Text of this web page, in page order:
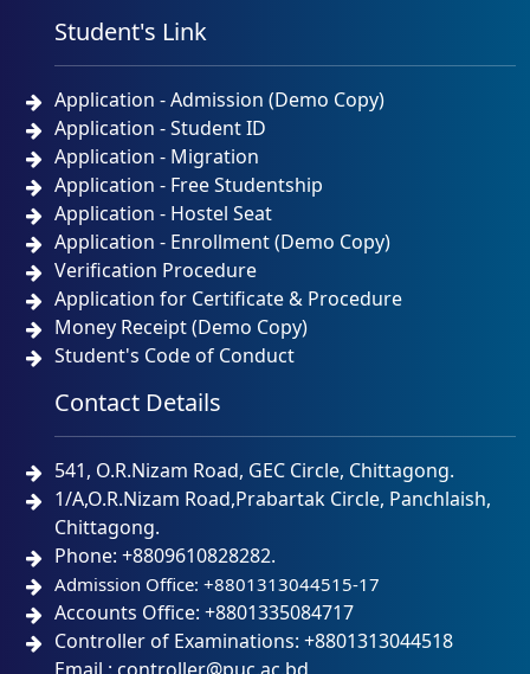
Student's Link
Application - Admission (Demo Copy)
Application - Student ID
Application - Migration
Application - Free Studentship
Application - Hostel Seat
Application - Enrollment (Demo Copy)
Verification Procedure
Application for Certificate & Procedure
Money Receipt (Demo Copy)
Student's Code of Conduct
Contact Details
541, O.R.Nizam Road, GEC Circle, Chittagong.
1/A,O.R.Nizam Road,Prabartak Circle, Panchlaish,
Chittagong.
Phone: +8809610828282.
Admission Office: +8801313044515-17
Accounts Office: +8801335084717
Controller of Examinations: +8801313044518